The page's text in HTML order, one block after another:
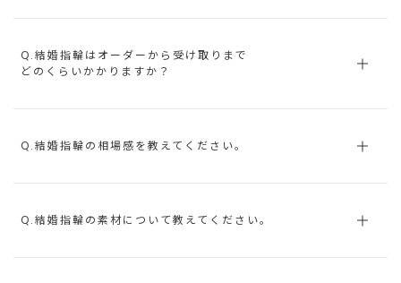
Q.結婚指輪はオーダーから受け取りまで
どのくらいかかりますか？
Q.結婚指輪の相場感を教えてください。
Q.結婚指輪の素材について教えてください。